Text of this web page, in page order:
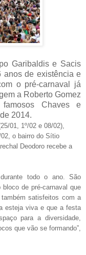
Garibaldis e Sacis
anos de existência e
o pré-carnaval já
a Roberto Gomez
Chaves e
2014.
01, 1º/02 e 08/02),
o bairro do Sítio
Deodoro recebe a
todo o ano. São
de pré-carnaval que
satisfeitos com a
esteja viva e que a festa
para a diversidade,
que vão se formando”,